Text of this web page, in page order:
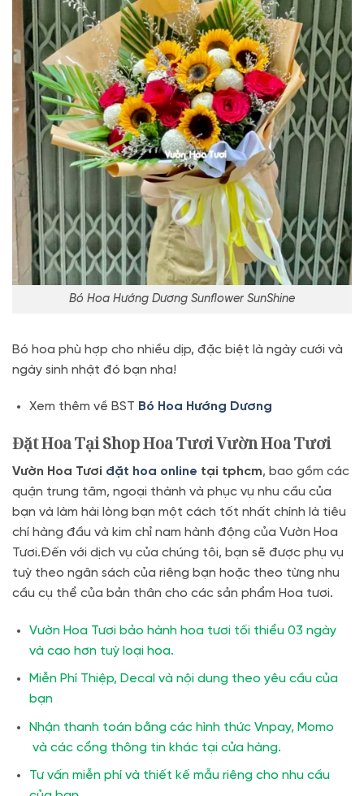
Bó Hoa Hướng Dương Sunflower SunShine
Bó hoa phù hợp cho nhiều dịp, đặc biệt là ngày cưới và
ngày sinh nhật đó bạn nha!
Xem thêm về BST Bó Hoa Hướng Dương
Đặt Hoa Tại Shop Hoa Tươi Vườn Hoa Tươi
Vườn Hoa Tươi đặt hoa online tại tphcm, bao gồm các
quận trung tâm, ngoại thành và phục vụ nhu cầu của
bạn và làm hài lòng bạn một cách tốt nhất chính là tiêu
chí hàng đầu và kim chỉ nam hành động của Vườn Hoa
Tươi.Đến với dịch vụ của chúng tôi, bạn sẽ được phụ vụ
tuỳ theo ngân sách của riêng bạn hoặc theo từng nhu
cầu cụ thể của bản thân cho các sản phẩm Hoa tươi.
Vườn Hoa Tươi bảo hành hoa tươi tối thiểu 03 ngày
và cao hơn tuỳ loại hoa.
Miễn Phí Thiệp, Decal và nội dung theo yêu cầu của
bạn
Nhận thanh toán bằng các hình thức Vnpay, Momo
và các cổng thông tin khác tại cửa hàng.
Tư vấn miễn phí và thiết kế mẫu riêng cho nhu cầu